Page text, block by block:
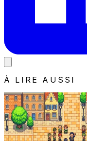
À LIRE AUSSI